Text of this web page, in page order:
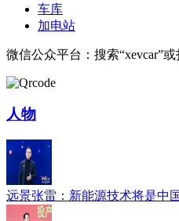
车库
加电站
微信公众平台：搜索“xevcar”
人物
远景张雷：新能源技术将是中